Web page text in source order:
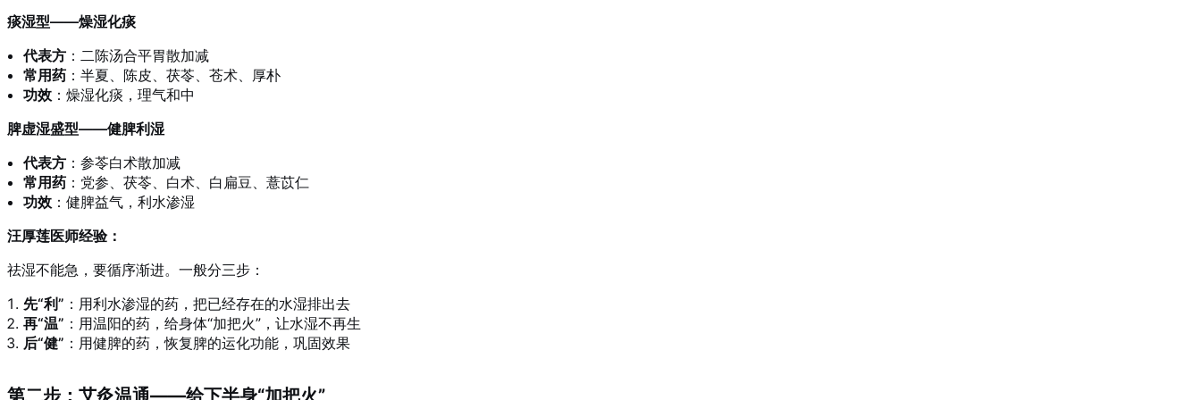
痰湿型——燥湿化痰
代表方 ：二陈汤合平胃散加减
常用药 ：半夏、陈皮、茯苓、苍术、厚朴
功效 ：燥湿化痰，理气和中
脾虚湿盛型——健脾利湿
代表方 ：参苓白术散加减
常用药 ：党参、茯苓、白术、白扁豆、薏苡仁
功效 ：健脾益气，利水渗湿
汪厚莲医师经验：
祛湿不能急，要循序渐进。一般分三步：
先“利” ：用利水渗湿的药，把已经存在的水湿排出去
再“温” ：用温阳的药，给身体“加把火”，让水湿不再生
后“健” ：用健脾的药，恢复脾的运化功能，巩固效果
第二步：艾灸温通——给下半身“加把火”